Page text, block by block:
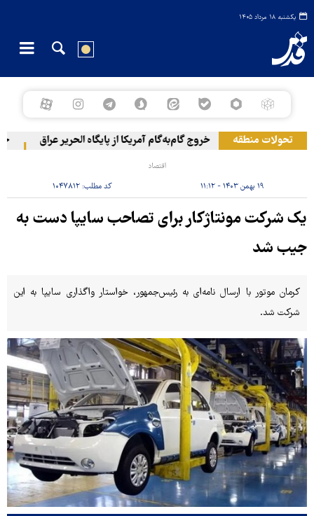
یکشنبه ۱۸ مرداد ۱۴۰۵
تحولات منطقه خروج گام‌به‌گام آمریکا از پایگاه الحریر عراق
اقتصاد
۱۹ بهمن ۱۴۰۳ - ۱۱:۱۲ کد مطلب:۱۰۴۷۸۱۲
یک شرکت مونتاژکار برای تصاحب سایپا دست به
جیب شد
کرمان موتور با ارسال نامه‌ای به رئیس‌جمهور، خواستار واگذاری سایپا به این
شرکت شد.